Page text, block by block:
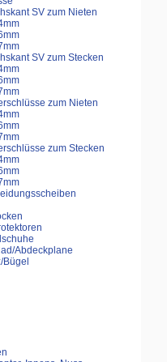
SV zum Nieten
SV zum Stecken
zum Nieten
zum Stecken
Abdeckplane